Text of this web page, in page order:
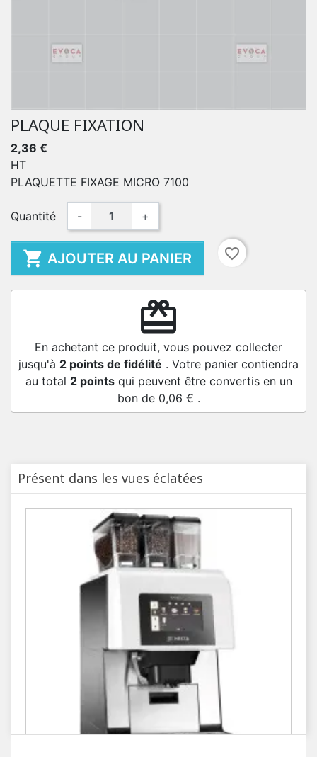
PLAQUE FIXATION
2,36 €
HT
PLAQUETTE FIXAGE MICRO 7100
Quantité - +
 AJOUTER AU PANIER favorite_border
redeem
En achetant ce produit, vous pouvez collecter
jusqu'à 2 points de fidélité . Votre panier contiendra
au total 2pointsqui peuvent être convertis en un
bon de 0,06 € .
Présent dans les vues éclatées